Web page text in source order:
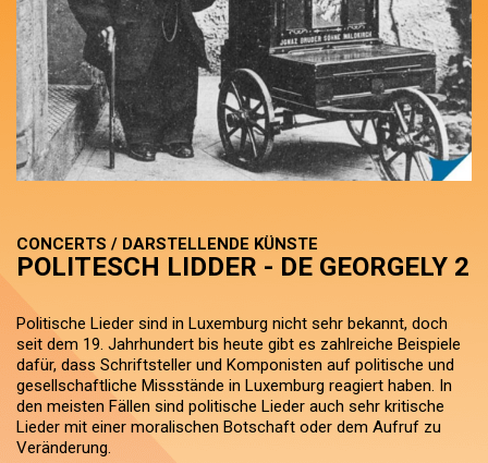
CONCERTS / DARSTELLENDE KÜNSTE
POLITESCH LIDDER - DE GEORGELY 2
Politische Lieder sind in Luxemburg nicht sehr bekannt, doch
seit dem 19. Jahrhundert bis heute gibt es zahlreiche Beispiele
dafür, dass Schriftsteller und Komponisten auf politische und
gesellschaftliche Missstände in Luxemburg reagiert haben. In
den meisten Fällen sind politische Lieder auch sehr kritische
Lieder mit einer moralischen Botschaft oder dem Aufruf zu
Veränderung.